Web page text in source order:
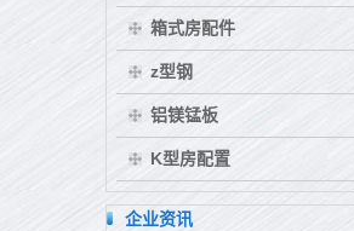
箱式房配件
z型钢
铝镁锰板
K型房配置
企业资讯